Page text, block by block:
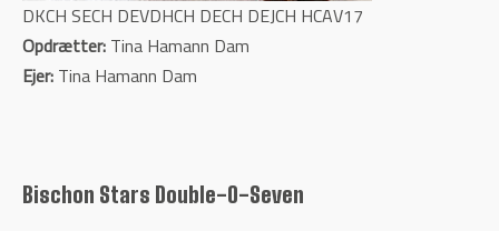
DKCH SECH DEVDHCH DECH DEJCH HCAV17
Opdrætter: Tina Hamann Dam
Ejer: Tina Hamann Dam
Bischon Stars Double-O-Seven